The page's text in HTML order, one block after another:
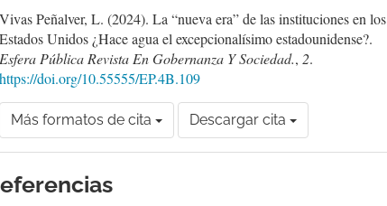
Vivas Peñalver, L. (2024). La “nueva era” de las instituciones en los
Estados Unidos ¿Hace agua el excepcionalísimo estadounidense?.
Esfera Pública Revista En Gobernanza Y Sociedad., 2.
https://doi.org/10.55555/EP.4B.109
Más formatos de cita Descargar cita